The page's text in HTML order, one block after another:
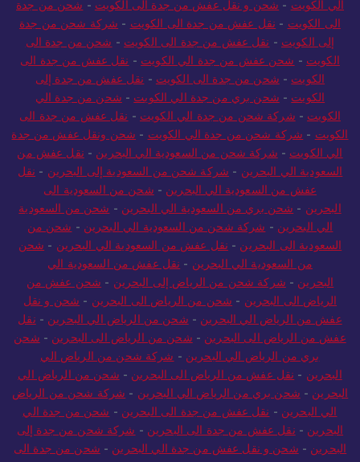
الي الكويت-شحن و نقل عفش من جدة الى الكويت-شحن من جدة
الى الكويت- نقل عفش من جدة الى الكويت- شركة شحن من جدة
إلى الكويت -نقل عفش من جدة الى الكويت-شحن من جدة الى
الكويت-شحن عفش من جدة الي الكويت-نقل عفش من جدة الى
الكويت-شحن من جدة الى الكويت -نقل عفش من جدة إلى
الكويت-شحن بري من جدة الي الكويت-شحن من جدة الي
الكويت-شركة شحن من جدة الي الكويت -نقل عفش من جدة الى
الكويت-شركة شحن من جدة الي الكويت- شحن ونقل عفش من جدة
الي الكويت-شركة شحن من السعودية الي البحرين -نقل عفش من
السعودية الي البحرين - شركة شحن من السعودية إلى البحرين - نقل
عفش من السعودية الي البحرين -شحن من السعودية الى
البحرين -شحن بري من السعودية الي البحرين -شحن من السعودية
الي البحرين -شركة شحن من السعودية الي البحرين -شحن من
السعودية الى البحرين -نقل عفش من السعودية الي البحرين -شحن
من السعودية الي البحرين -نقل عفش من السعودية الي
البحرين -شركة شحن من الرياض إلى البحرين - شحن عفش من
الرياض الى البحرين - شحن من الرياض الى البحرين - شحن و نقل
عفش من الرياض الي البحرين -شحن من الرياض الي البحرين -نقل
عفش من الرياض الى البحرين -شحن من الرياض الى البحرين -شحن
بري من الرياض الي البحرين -شركة شحن من الرياض الي
البحرين -نقل عفش من الرياض الى البحرين -شحن من الرياض الي
البحرين -شحن بري من الرياض الي البحرين -شركة شحن من الرياض
الي البحرين -نقل عفش من جدة الى البحرين -شحن من جدة الي
البحرين -نقل عفش من جدة الى البحرين -شركة شحن من جدة إلى
البحرين -شحن و نقل عفش من جدة الي البحرين -شحن من جدة الى